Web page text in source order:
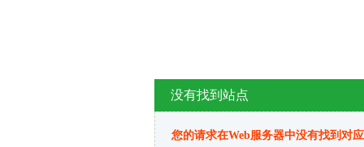
没有找到站点
您的请求在Web服务器中没有找到对